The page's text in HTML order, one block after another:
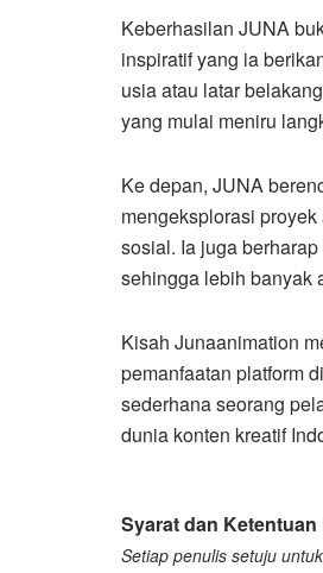
Keberhasilan JUNA
inspiratif yang ia
usia atau latar
yang mulai meniru
Ke depan, JUNA
mengeksplorasi
sosial. Ia juga
sehingga lebih banyak
Kisah Junaanimation
pemanfaatan platform
sederhana seorang
dunia konten kreatif
Syarat dan
Setiap penulis setuju